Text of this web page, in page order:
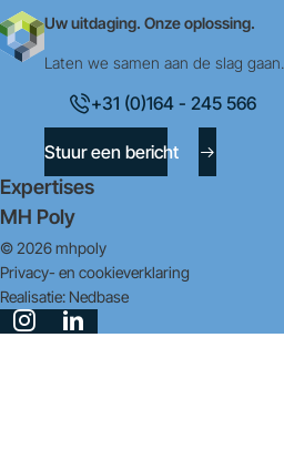
Uw uitdaging. Onze oplossing.
Laten we samen aan de slag gaan.
+31 (0)164 - 245 566
Stuur een bericht
Expertises
MH Poly
© 2026 mhpoly
Privacy- en cookieverklaring
Realisatie: Nedbase